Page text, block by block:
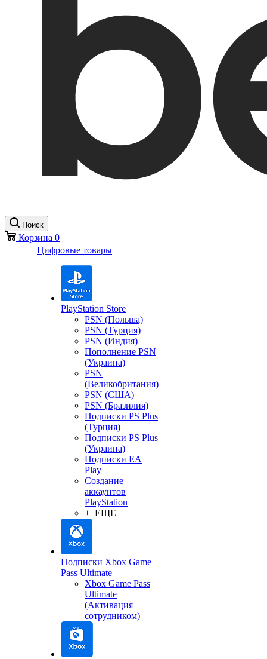
Поиск
Корзина 0
Цифровые товары
PlayStation Store
PSN (Польша)
PSN (Турция)
PSN (Индия)
Пополнение PSN
(Украина)
PSN
(Великобритания)
PSN (США)
PSN (Бразилия)
Подписки PS Plus
(Турция)
Подписки PS Plus
(Украина)
Подписки EA
Play
Создание
аккаунтов
PlayStation
+ ЕЩЕ
Подписки Xbox Game
Pass Ultimate
Xbox Game Pass
Ultimate
(Активация
сотрудником)